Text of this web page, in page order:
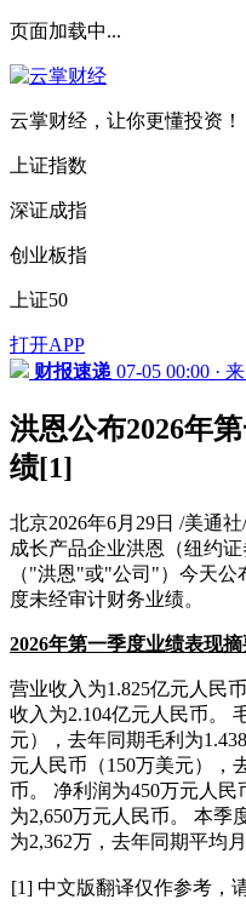
页面加载中...
云掌财经，让你更懂投资！
上证指数
深证成指
创业板指
上证50
打开APP
财报速递 07-05 00:00 ·
洪恩公布2026年
绩[1]
北京2026年6月29日 /美通
成长产品企业洪恩（纽约
（"洪恩"或"公司"）今天公
度未经审计财务业绩。
2026年第一季度业绩表现摘
营业收入为1.825亿元人民
收入为2.104亿元人民币。
元），去年同期毛利为
元人民币（150万美元），
币。 净利润为450万元人
为2,650万元人民币。 本
为2,362万，去年同期平均
[1] 中文版翻译仅作参考，